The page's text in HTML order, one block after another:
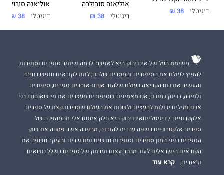
שלה. זהו ספרה הראשון שתורגם לעברית, ובהחלט לא יהיה האחרון.
דיגיטלי 38 ₪
אוליאנה סובולבה
דיגיטלי 38 ₪
אוליאנה סובולבה
דיגיטלי 38 ₪
משימת העל של אינדיבוק היא לאפשר לכמה שיותר סופרים וסופרות
להפיץ לעולם את הסיפורים והמסרים שלהם, לתת לקוראים חופש בחירה
והעשיר את כוח הקריאה בעולם שלהם. אנחנו אוהבים ספרים, סיפורים
ולמידה, בדיוק כמוכם, אנו מאמינים שסיפורים מעצבים את מי שאנחנו כבני
אדם ומילים יכולות להעצים ולשנות את העולם שסביבנו.קצת על ספרים
אלקטרוניים / דיגיטלייםאינדיבוק היא חלק אינטגראלי מהמהפכה של
ספרים אלקטרוניים בשפה עברית להורדה, מהפכה אשר פתחה את שוק
הספרים בפני המון סופרים וסופרות חדשים ומוכשרים ובעיקר חשפה את
הקוראים הישראלים לעוד מבחר עצום ומרתק של ספרים בשלל נושאים
וז'אנרים.
קרא עוד